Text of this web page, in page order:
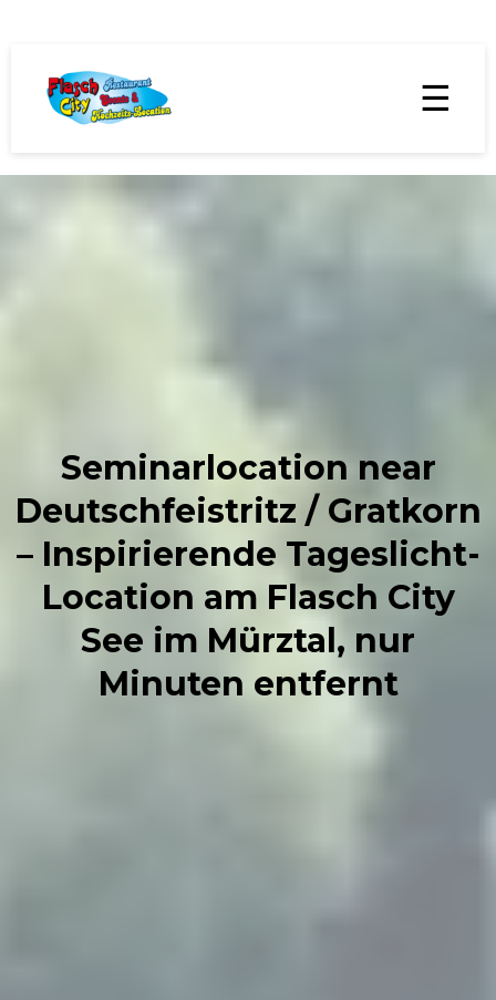
☰
Seminarlocation near
Deutschfeistritz / Gratkorn
– Inspirierende Tageslicht-
Location am Flasch City
See im Mürztal, nur
Minuten entfernt